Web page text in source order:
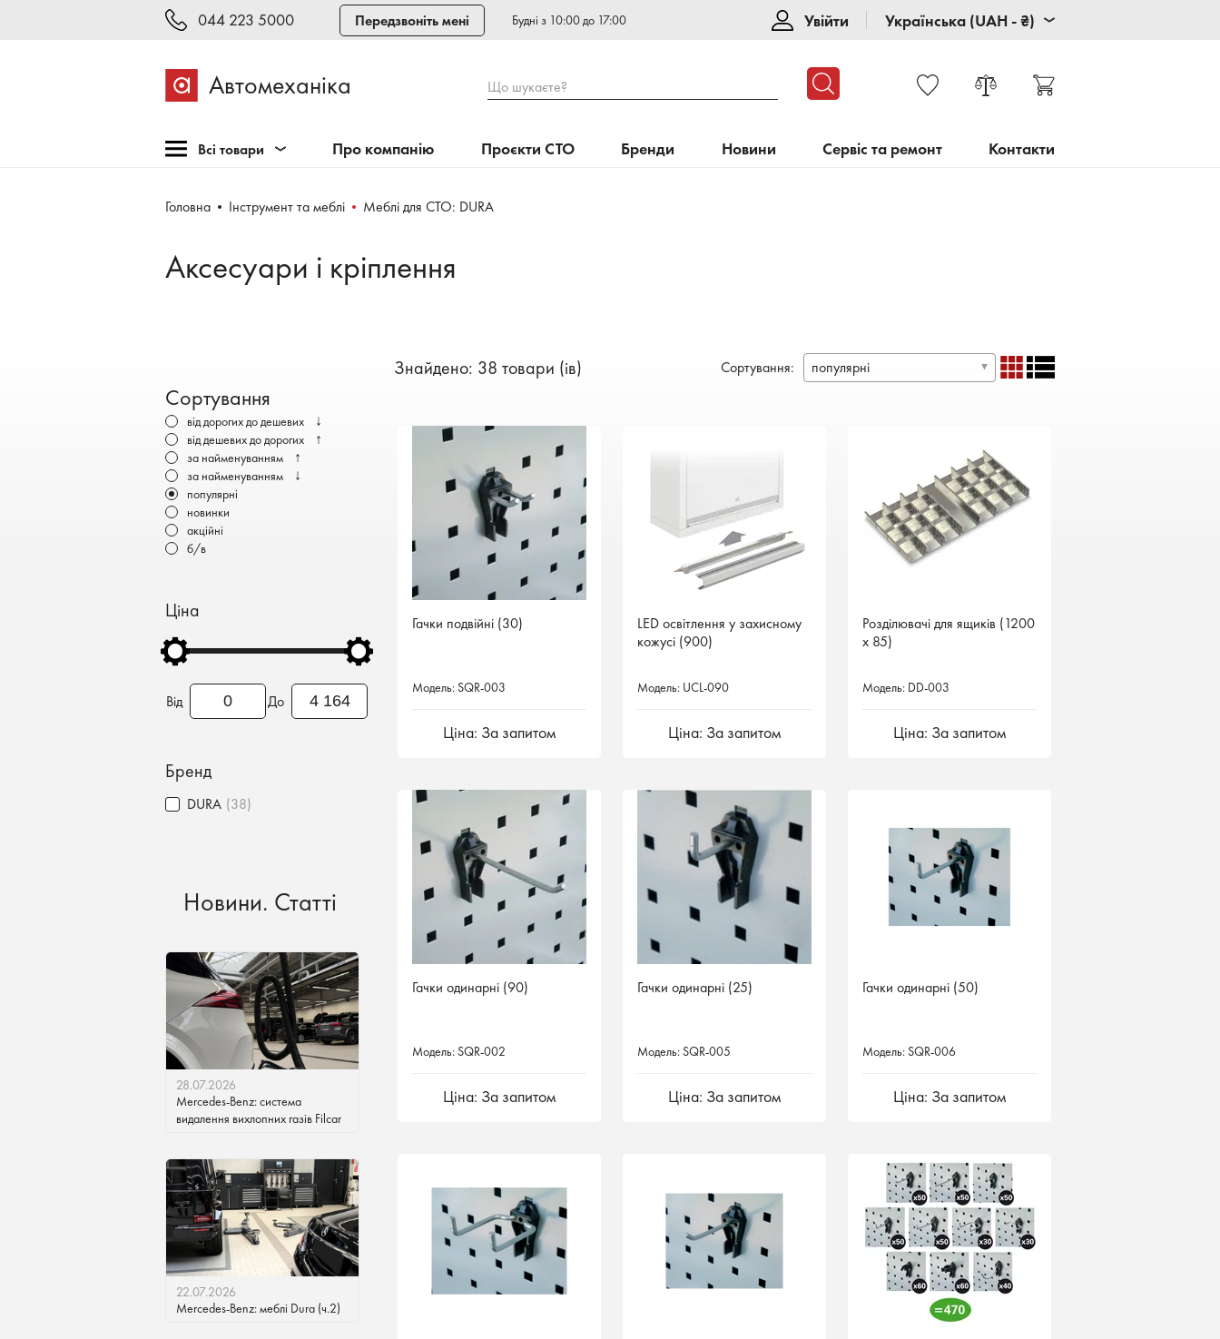
044 223 5000 Передзвоніть мені Будні з 10:00 до 17:00 Увійти Українська (UAH - ₴)
Автомеханіка Що шукаєте?
Всі товари
Обладнання для СТО
шиномонтажу
Бронеавтомобілі
Електромобілі
Про компанію Проєкти СТО Бренди Новини Сервіс та ремонт Контакти
Головна Інструмент та меблі Меблі для СТО: DURA
Аксесуари і кріплення
Сортування
від дорогих до дешевих ↓
від дешевих до дорогих ↑
за найменуванням ↑
за найменуванням ↓
популярні
новинки
акційні
б/в
Ціна
Від До
Бренд
DURA (38)
Новини. Статті
28.07.2026
Mercedes-Benz: система
видалення вихлопних газів Filcar
22.07.2026
Mercedes-Benz: меблі Dura (ч.2)
Знайдено: 38 товари (ів) Сортування: популярні
Гачки подвійні (30)
Модель: SQR-003
Ціна: За запитом
LED освітлення у захисному
кожусі (900)
Модель: UCL-090
Ціна: За запитом
Розділювачі для ящиків (1200
х 85)
Модель: DD-003
Ціна: За запитом
Гачки одинарні (90)
Модель: SQR-002
Ціна: За запитом
Гачки одинарні (25)
Модель: SQR-005
Ціна: За запитом
Гачки одинарні (50)
Модель: SQR-006
Ціна: За запитом